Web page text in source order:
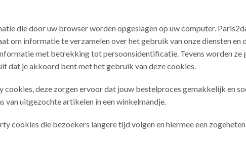
die door uw browser worden opgeslagen op uw computer.
om informatie te verzamelen over het gebruik van onze diensten en
met betrekking tot persoonsidentificatie. Tevens worden
dat je akkoord bent met het gebruik van deze cookies.
deze zorgen ervoor dat jouw bestelproces gemakkelijk en
van uitgezochte artikelen in een winkelmandje.
cookies die bezoekers langere tijd volgen en hiermee een